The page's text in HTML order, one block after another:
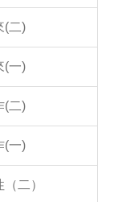
(二)
(一)
(二)
(一)
二）